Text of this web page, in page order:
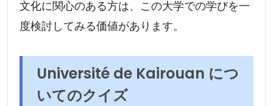
文化に関心のある方は、この大学での学びを一
度検討してみる価値があります。
Université de Kairouan につ
いてのクイズ